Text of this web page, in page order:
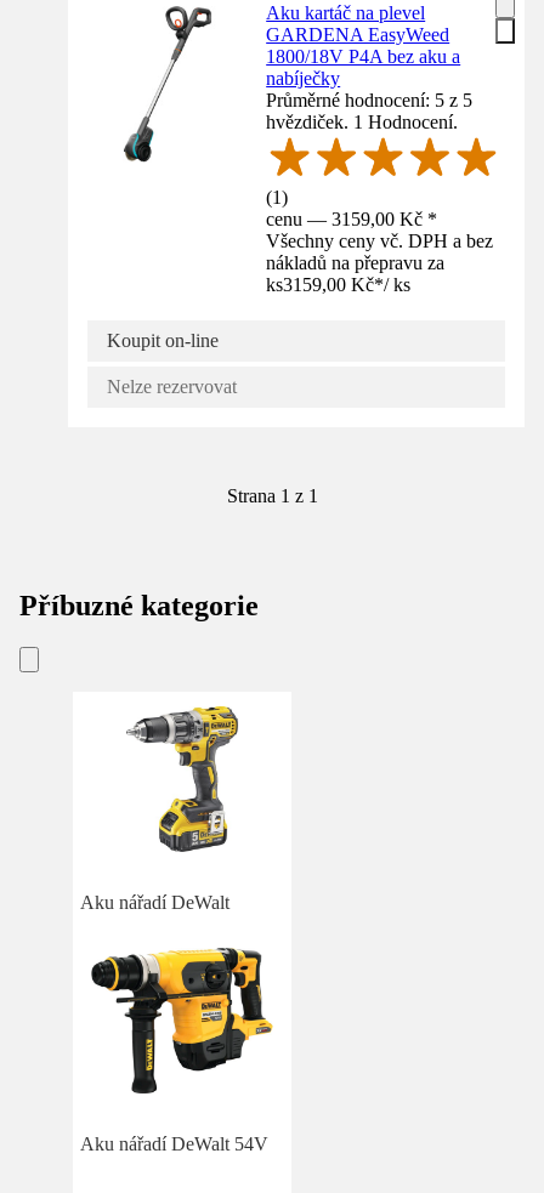
Aku kartáč na plevel
GARDENA EasyWeed
1800/18V P4A bez aku a
nabíječky
Průměrné hodnocení: 5 z 5
hvězdiček. 1 Hodnocení.
(1)
cenu — 3159,00 Kč *
Všechny ceny vč. DPH a bez
nákladů na přepravu za
ks3159,00 Kč*/ ks
Koupit on-line
Nelze rezervovat
Strana 1 z 1
Příbuzné kategorie
Aku nářadí DeWalt
Aku nářadí DeWalt 54V